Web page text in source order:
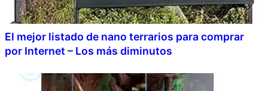
El mejor listado de nano terrarios para comprar
por Internet – Los más diminutos